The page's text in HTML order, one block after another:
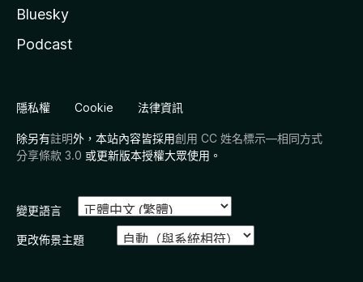
Bluesky
Podcast
隱私權 Cookie 法律資訊
除另有註明外，本站內容皆採用創用 CC 姓名標示—相同方式
分享條款 3.0 或更新版本授權大眾使用。
變更語言
更改佈景主題